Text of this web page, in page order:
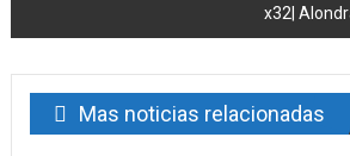
x32|
Mas noticias relacionadas